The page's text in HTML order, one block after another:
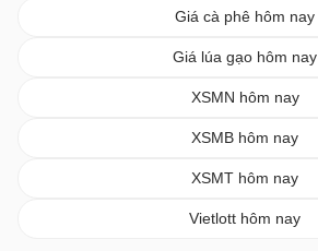
Giá cà phê hôm nay
Giá lúa gạo hôm nay
XSMN hôm nay
XSMB hôm nay
XSMT hôm nay
Vietlott hôm nay